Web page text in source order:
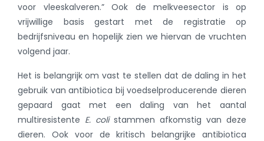
voor vleeskalveren.” Ook de melkveesector is op
vrijwillige basis gestart met de registratie op
bedrijfsniveau en hopelijk zien we hiervan de vruchten
volgend jaar.
Het is belangrijk om vast te stellen dat de daling in het
gebruik van antibiotica bij voedselproducerende dieren
gepaard gaat met een daling van het aantal
multiresistente E. colistammen afkomstig van deze
dieren. Ook voor de kritisch belangrijke antibiotica